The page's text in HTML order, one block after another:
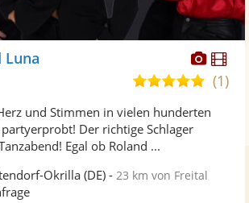
Fotos
Luna
5,0
5
(1)
und Stimmen in vielen hunderten
Der richtige Schlager
Egal ob Roland ...
Okrilla (DE) - 23 km von Freital